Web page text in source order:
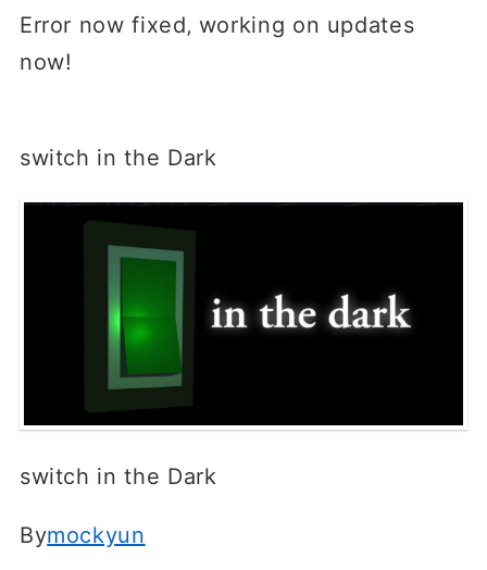
Error now fixed‚ working on updates
nowǃ
switch in the Dark
switch in the Dark
Bymockyun